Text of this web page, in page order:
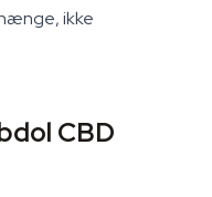
ikke
CBD